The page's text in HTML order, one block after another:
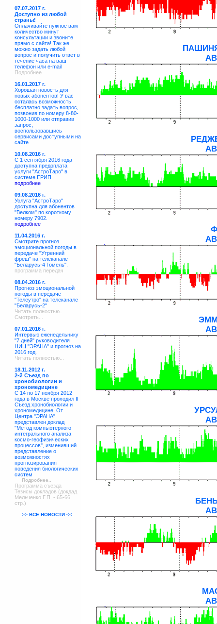
07.07.2017 г.
Доступно из любой
страны!
Оплачивайте нужное вам
количество минут
консультации и звоните
прямо с сайта! Так же
можно задать любой
вопрос и получить ответ в
течение часа на ваш
телефон или e-mail
Подробнее
16.01.2017 г.
Хорошая новость для
новых абонентов! У вас
осталась возможность
бесплатно задать вопрос,
позвонив по номеру 8-80-
1000-1000 или отправив
запрос,
воспользовавшись
сервисами доступными на
сайте.
10.08.2016 г.
С 1 сентября 2016 года
доступна предоплата
услуги "АстроТаро" в
системе ЕРИП.
подробнее
09.08.2016 г.
Услуга "АстроТаро"
доступна для абонентов
"Велком" по короткому
номеру 7902.
подробнее
11.04.2016 г.
Смотрите прогноз
эмоциональной погоды в
передаче "Утренний
фреш" на телеканале
"Беларусь-4 Гомель".
программа передач
08.04.2016 г.
Прогноз эмоциональной
погоды в передаче
"Телеутро" на телеканале
"Беларусь-2"
Читать полностью...
Смотреть...
07.01.2016 г.
Интервью еженедельнику
"7 дней" руководителя
НИЦ "ЭРАНА" и прогноз на
2016 год.
Читать полностью...
18.11.2012 г.
2-й Съезд по
хронобиологии и
хрономедицине
С 14 по 17 ноября 2012
года в Москве проходил II
Съезд хронобиологии и
хрономедицине. От
Центра "ЭРАНА"
представлен доклад
"Метод компьютерного
интегрального анализа
космо-геофизических
процессов", изменивший
представление о
возможностях
прогнозирования
поведения биологических
систем
Подробнее..
Программа съезда
Тезисы докладов (докдад
Мельченко Г.П. - 65-66
стр.)
>> ВСЕ НОВОСТИ <<